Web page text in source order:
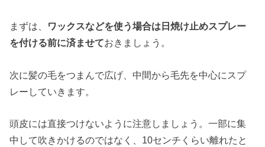
まずは、 ワックスなどを使う場合は日焼け止めスプレー
を付ける前に済ませておきましょう。
次に髪の毛をつまんで広げ、中間から毛先を中心にスプ
レーしていきます。
頭皮には直接つけないように注意しましょう。一部に集
中して吹きかけるのではなく、10センチくらい離れたと